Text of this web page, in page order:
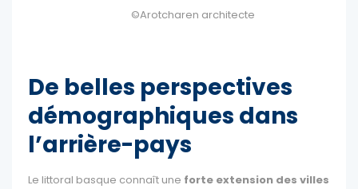
©Arotcharen architecte
De belles perspectives
démographiques dans
l’arrière-pays
Le littoral basque connaît une forte extension des villes